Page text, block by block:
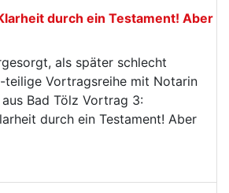
durch ein Testament! Aber
als später schlecht
teilige Vortragsreihe mit Notarin
Bad Tölz Vortrag 3:
durch ein Testament! Aber